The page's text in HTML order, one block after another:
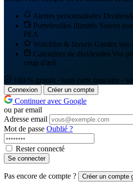
Alertes personnalisées
Portefeuilles illimités Suivez
PEA
Watchlist & favoris Gardez
Calendrier de dividendes Vos
coup d'œil
100 % gratuit · sans carte bancaire ·
Connexion Créer un compte
Continuer avec Google
ou par email
Adresse email
Mot de passe Oublié ?
Rester connecté
Se connecter
Pas encore de compte ? Créer un compte